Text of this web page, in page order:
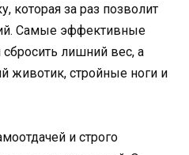
которая за раз позволит
Самые эффективные
лишний вес, а
животик, стройные ноги и
и строго